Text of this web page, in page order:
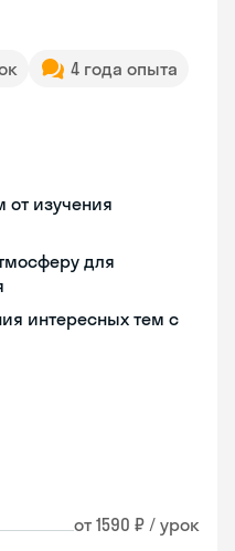
4 года опыта
от изучения
для
интересных тем с
от 1590 ₽ / урок